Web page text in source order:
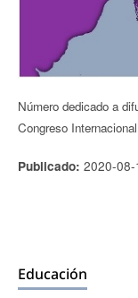
Número dedicado a
Congreso
Publicado: 2020-08-
Educación